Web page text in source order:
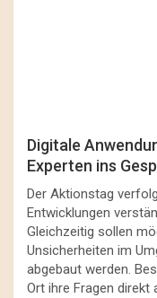
Digitale
Experten ins
Der Aktionstag
Entwicklungen
Gleichzeitig sollen
Unsicherheiten im
abgebaut werden.
Ort ihre Fragen direkt